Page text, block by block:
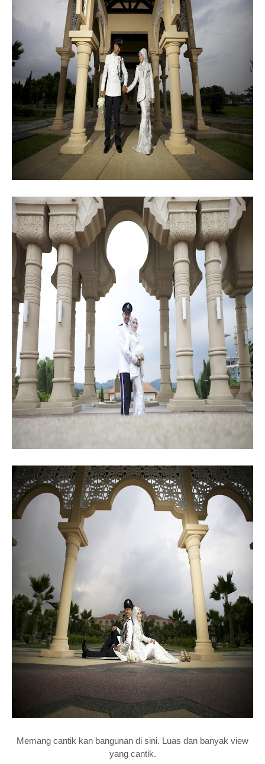
Memang cantik kan bangunan di sini. Luas dan banyak view
yang cantik.